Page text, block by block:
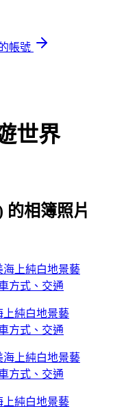
帳號
世界
的相簿照片
上純白地景藝
方式、交通
上純白地景藝